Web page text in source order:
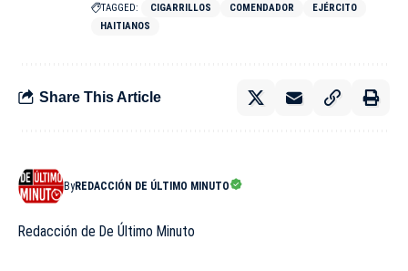
TAGGED: CIGARRILLOS COMENDADOR
EJÉRCITO
HAITIANOS
Share This Article
ByREDACCIÓN DE ÚLTIMO MINUTO
Redacción de De Último Minuto